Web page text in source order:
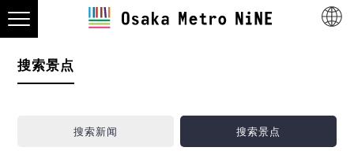
搜索景点
搜索新闻 搜索景点